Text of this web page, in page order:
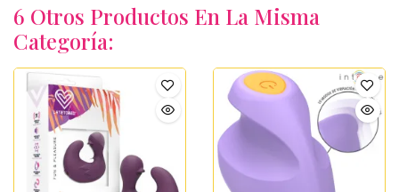
6 Otros Productos En La Misma
Categoría: